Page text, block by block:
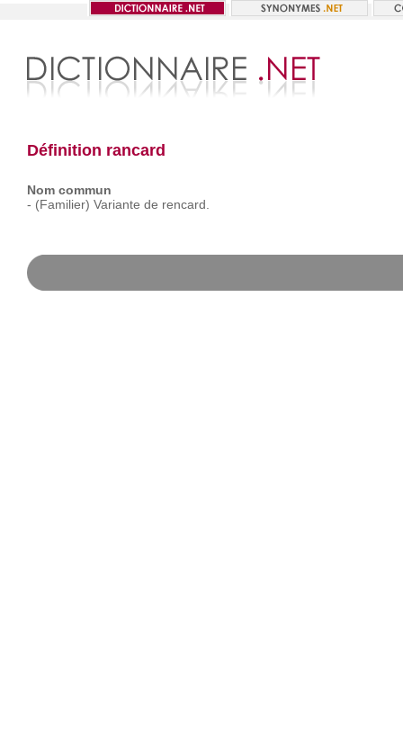
Définition rancard
Nom commun
- (Familier) Variante de rencard.